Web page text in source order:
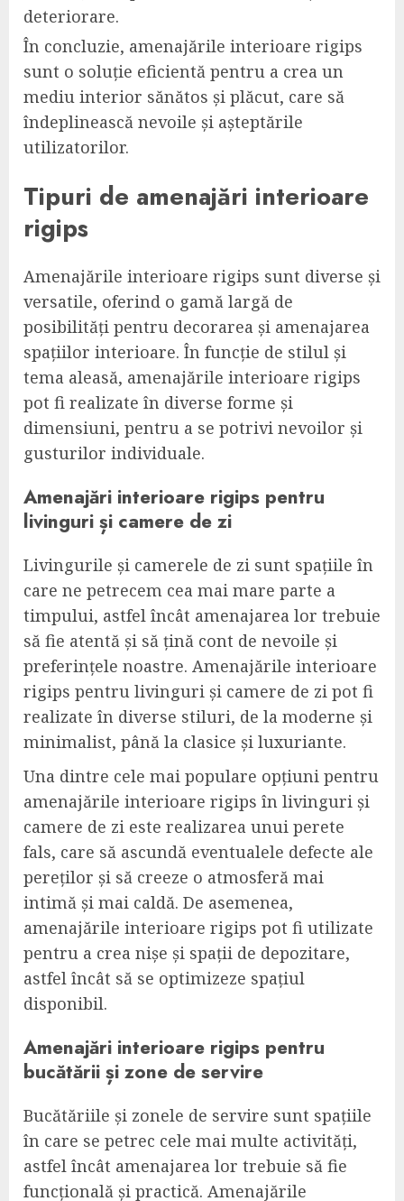
deteriorare.
În concluzie, amenajările interioare rigips
sunt o soluție eficientă pentru a crea un
mediu interior sănătos și plăcut, care să
îndeplinească nevoile și așteptările
utilizatorilor.
Tipuri de amenajări interioare
rigips
Amenajările interioare rigips sunt diverse și
versatile, oferind o gamă largă de
posibilități pentru decorarea și amenajarea
spațiilor interioare. În funcție de stilul și
tema aleasă, amenajările interioare rigips
pot fi realizate în diverse forme și
dimensiuni, pentru a se potrivi nevoilor și
gusturilor individuale.
Amenajări interioare rigips pentru
livinguri și camere de zi
Livingurile și camerele de zi sunt spațiile în
care ne petrecem cea mai mare parte a
timpului, astfel încât amenajarea lor trebuie
să fie atentă și să țină cont de nevoile și
preferințele noastre. Amenajările interioare
rigips pentru livinguri și camere de zi pot fi
realizate în diverse stiluri, de la moderne și
minimalist, până la clasice și luxuriante.
Una dintre cele mai populare opțiuni pentru
amenajările interioare rigips în livinguri și
camere de zi este realizarea unui perete
fals, care să ascundă eventualele defecte ale
pereților și să creeze o atmosferă mai
intimă și mai caldă. De asemenea,
amenajările interioare rigips pot fi utilizate
pentru a crea nișe și spații de depozitare,
astfel încât să se optimizeze spațiul
disponibil.
Amenajări interioare rigips pentru
bucătării și zone de servire
Bucătăriile și zonele de servire sunt spațiile
în care se petrec cele mai multe activități,
astfel încât amenajarea lor trebuie să fie
funcțională și practică. Amenajările